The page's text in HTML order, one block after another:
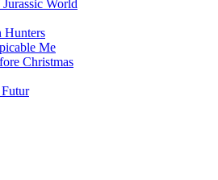
World
Hunters
Me
Christmas